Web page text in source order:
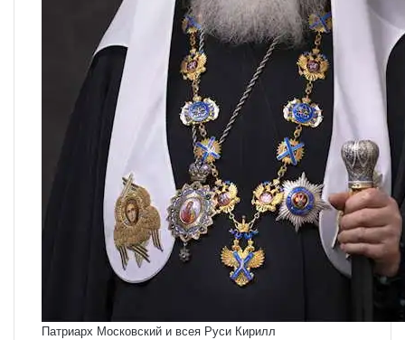
Патриарх Московский и всея Руси Кирилл